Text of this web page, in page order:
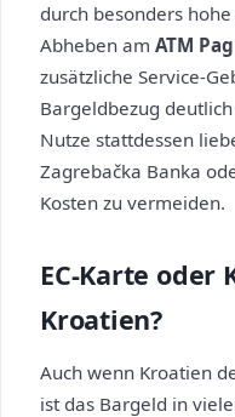
durch besonders
Abheben am ATM Pag
zusätzliche Service-
Bargeldbezug
Nutze stattdessen
Zagrebačka Banka
Kosten zu vermeiden.
EC-Karte
Kroatien?
Auch wenn Kroatien
ist das Bargeld in